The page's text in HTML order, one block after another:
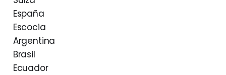
España
Escocia
Argentina
Brasil
Ecuador